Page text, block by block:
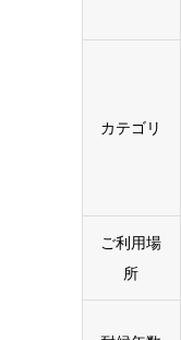
カテゴリ
ご利用場
所